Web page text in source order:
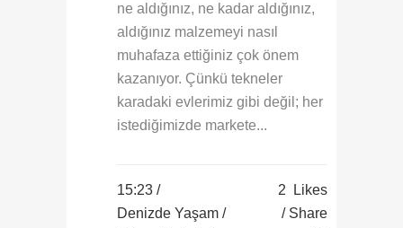
ne aldığınız, ne kadar aldığınız,
aldığınız malzemeyi nasıl
muhafaza ettiğiniz çok önem
kazanıyor. Çünkü tekneler
karadaki evlerimiz gibi değil; her
istediğimizde markete...
15:23 /
Denizde Yaşam /
2
Likes
Share